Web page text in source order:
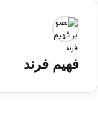
فهیم فرند